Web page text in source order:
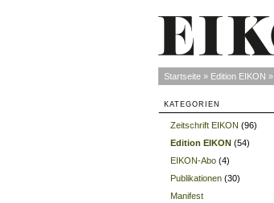
Startseite » Edition EIKON »
KATEGORIEN
Zeitschrift EIKON (96)
Edition EIKON (54)
EIKON-Abo (4)
Publikationen (30)
Manifest